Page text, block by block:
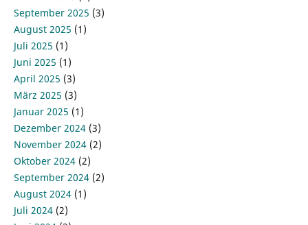
September 2025 (3)
August 2025 (1)
Juli 2025 (1)
Juni 2025 (1)
April 2025 (3)
März 2025 (3)
Januar 2025 (1)
Dezember 2024 (3)
November 2024 (2)
Oktober 2024 (2)
September 2024 (2)
August 2024 (1)
Juli 2024 (2)